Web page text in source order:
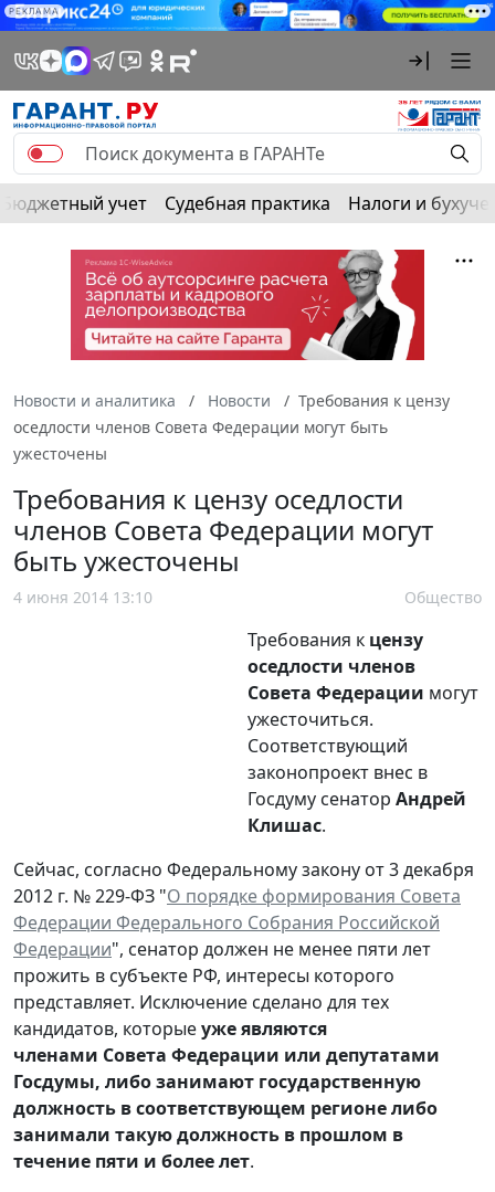
РЕКЛАМА
Бюджетный учет Судебная практика Налоги и
Новости и аналитика Новости
Требования к цензу
оседлости членов Совета Федерации могут быть
ужесточены
Требования к цензу оседлости
членов Совета Федерации могут
быть ужесточены
4 июня 2014 13:10 Общество
Требования к цензу
оседлости членов
Совета Федерации могут
ужесточиться.
Соответствующий
законопроект внес в
Госдуму сенатор Андрей
Клишас.
Сейчас, согласно Федеральному закону от 3 декабря
2012 г. № 229-ФЗ "О порядке формирования Совета
Федерации Федерального Собрания Российской
Федерации", сенатор должен не менее пяти лет
прожить в субъекте РФ, интересы которого
представляет. Исключение сделано для тех
кандидатов, которыеуже являются
членами Совета Федерации или депутатами
Госдумы, либо занимают государственную
должность в соответствующем регионе либо
занимали такую должность в прошлом в
течение пяти и более лет.